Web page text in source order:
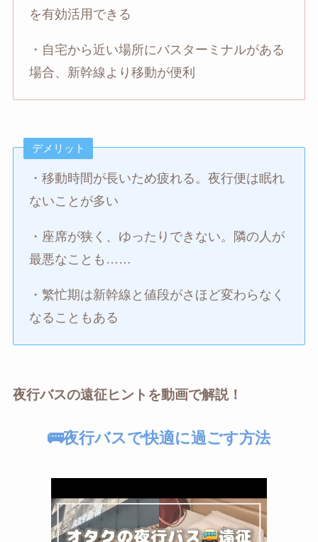
を有効活用できる
・自宅から近い場所にバスターミナルがある
場合、新幹線より移動が便利
デメリット
・移動時間が長いため疲れる。夜行便は眠れ
ないことが多い
・座席が狭く、ゆったりできない。隣の人が
最悪なことも……
・繁忙期は新幹線と値段がさほど変わらなく
なることもある
夜行バスの遠征ヒントを動画で解説！
🚌夜行バスで快適に過ごす方法